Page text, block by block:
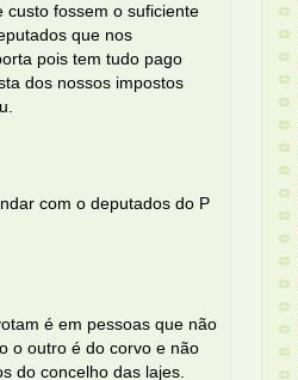
custo fossem o suficiente
que nos
pois tem tudo pago
dos nossos impostos
com o deputados do P
é em pessoas que não
o outro é do corvo e não
do concelho das lajes.